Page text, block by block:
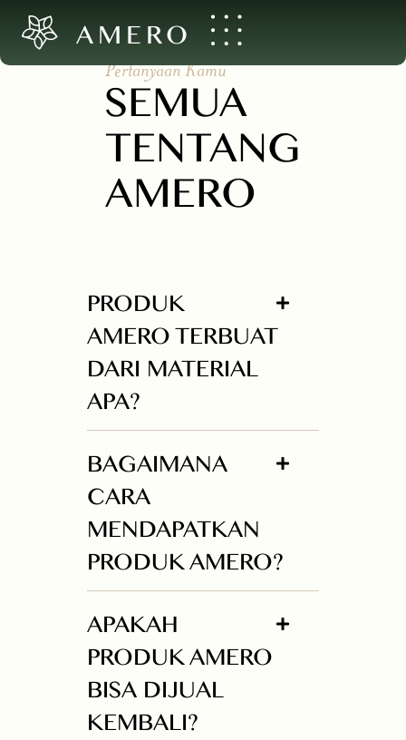
AMERO
Pertanyaan Kamu
SEMUA
TENTANG
AMERO
PRODUK
AMERO TERBUAT
DARI MATERIAL
APA?
BAGAIMANA
CARA
MENDAPATKAN
PRODUK AMERO?
APAKAH
PRODUK AMERO
BISA DIJUAL
KEMBALI?